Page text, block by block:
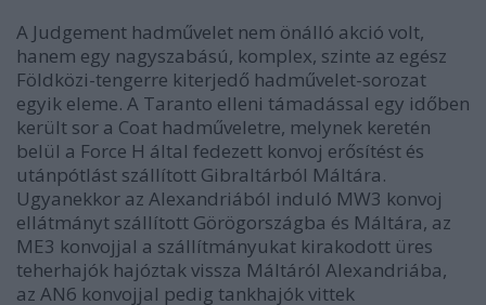
A Judgement hadművelet nem önálló akció volt,
hanem egy nagyszabású, komplex, szinte az egész
Földközi-tengerre kiterjedő hadművelet-sorozat
egyik eleme. A Taranto elleni támadással egy időben
került sor a Coat hadműveletre, melynek keretén
belül a Force H által fedezett konvoj erősítést és
utánpótlást szállított Gibraltárból Máltára.
Ugyanekkor az Alexandriából induló MW3 konvoj
ellátmányt szállított Görögországba és Máltára, az
ME3 konvojjal a szállítmányukat kirakodott üres
teherhajók hajóztak vissza Máltáról Alexandriába,
az AN6 konvojjal pedig tankhajók vittek